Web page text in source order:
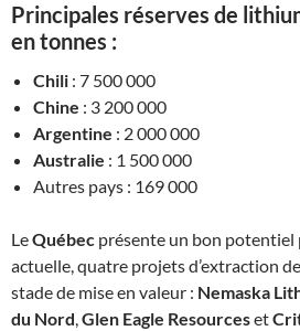
Principales réserves de
en tonnes :
Chili : 7 500 000
Chine : 3 200 000
Argentine : 2 000 000
Australie : 1 500 000
Autres pays : 169 000
LeQuébec présente un bon potentiel
actuelle, quatre projets d’extraction
stade de mise en valeur : Nemaska
du Nord,Glen Eagle Resourceset